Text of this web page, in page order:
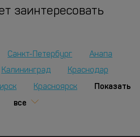
заинтересовать
Санкт-Петербург
Анапа
Калининград Краснодар
Красноярск
Показать
все